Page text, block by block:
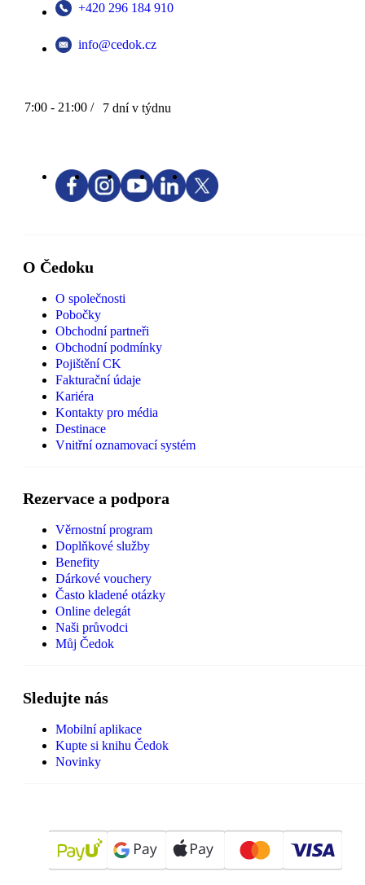
+420 296 184 910
info@cedok.cz
7:00 - 21:00 / 7 dní v týdnu
O Čedoku
O společnosti
Pobočky
Obchodní partneři
Obchodní podmínky
Pojištění CK
Fakturační údaje
Kariéra
Kontakty pro média
Destinace
Vnitřní oznamovací systém
Rezervace a podpora
Věrnostní program
Doplňkové služby
Benefity
Dárkové vouchery
Často kladené otázky
Online delegát
Naši průvodci
Můj Čedok
Sledujte nás
Mobilní aplikace
Kupte si knihu Čedok
Novinky